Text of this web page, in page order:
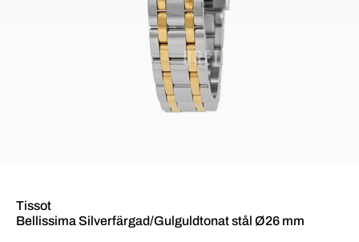
Tissot
Bellissima Silverfärgad/Gulguldtonat stål Ø26 mm